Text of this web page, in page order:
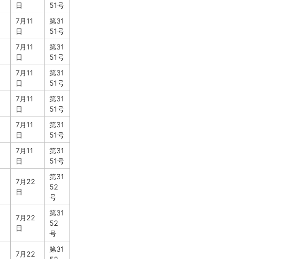
日
51号
7月11
日
第31
51号
7月11
日
第31
51号
7月11
日
第31
51号
7月11
日
第31
51号
7月11
日
第31
51号
7月11
日
第31
51号
7月22
日
第31
52
号
7月22
日
第31
52
号
7月22
第31